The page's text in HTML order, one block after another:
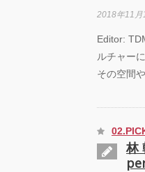
2018年11月
Editor:
ルチャー
その空間
林